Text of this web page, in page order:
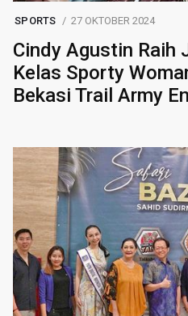
SPORTS 27 OKTOBER 2024
Cindy Agustin Raih
Kelas Sporty
Bekasi Trail Army